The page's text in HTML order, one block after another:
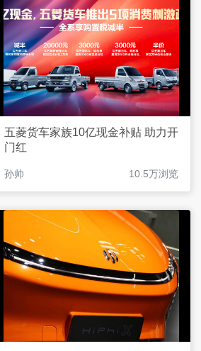
五菱货车家族10亿现金补贴 助力开
门红
孙帅 10.5万浏览